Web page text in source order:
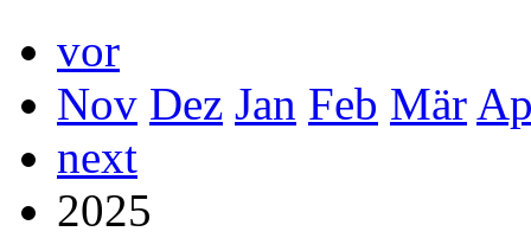
vor
Nov Dez Jan Feb Mär
next
2025